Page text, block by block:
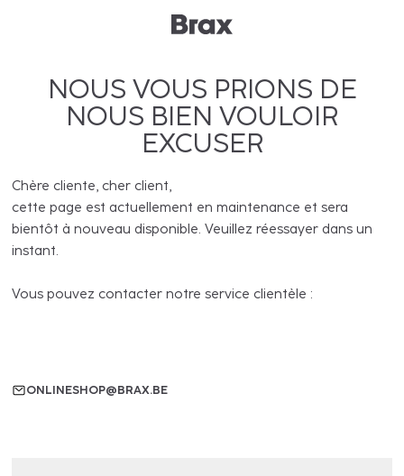
NOUS VOUS PRIONS DE
NOUS BIEN VOULOIR
EXCUSER
Chère cliente, cher client,
cette page est actuellement en maintenance et sera
bientôt à nouveau disponible. Veuillez réessayer dans un
instant.
Vous pouvez contacter notre service clientèle :
ONLINESHOP@BRAX.BE